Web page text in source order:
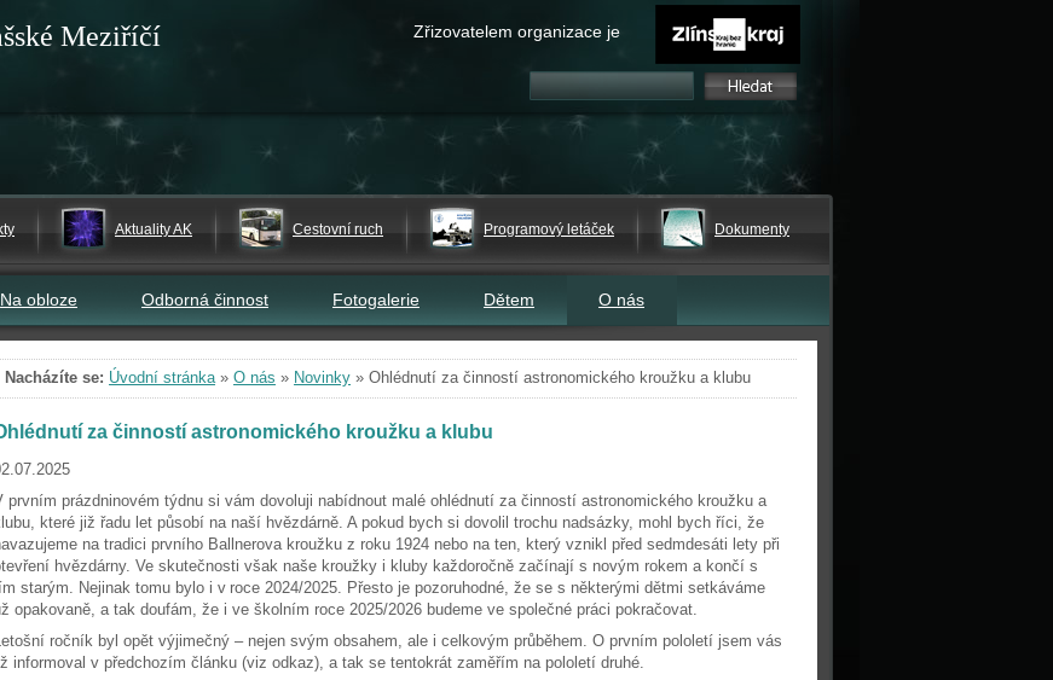
Meziříčí Zřizovatelem organizace je
Aktuality AK Cestovní ruch Programový letáček Dokumenty
Na obloze Odborná činnost Fotogalerie Dětem O nás
Nacházíte se: Úvodní stránka» O nás » Novinky » Ohlédnutí za činností astronomického kroužku a klubu
za činností astronomického kroužku a klubu
prvním prázdninovém týdnu si vám dovoluji nabídnout malé ohlédnutí za činností astronomického kroužku a
které již řadu let působí na naší hvězdárně. A pokud bych si dovolil trochu nadsázky, mohl bych říci, že
na tradici prvního Ballnerova kroužku z roku 1924 nebo na ten, který vznikl před sedmdesáti lety při
hvězdárny. Ve skutečnosti však naše kroužky i kluby každoročně začínají s novým rokem a končí s
starým. Nejinak tomu bylo i v roce 2024/2025. Přesto je pozoruhodné, že se s některými dětmi setkáváme
opakovaně, a tak doufám, že i ve školním roce 2025/2026 budeme ve společné práci pokračovat.
ročník byl opět výjimečný – nejen svým obsahem, ale i celkovým průběhem. O prvním pololetí jsem vás
informoval v předchozím článku (viz odkaz), a tak se tentokrát zaměřím na pololetí druhé.